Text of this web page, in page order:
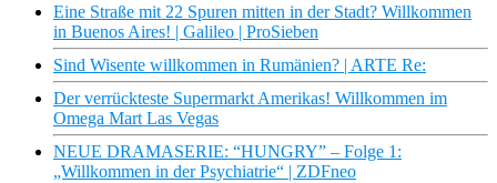
Eine Straße mit 22 Spuren mitten in der Stadt? Willkommen
in Buenos Aires! | Galileo | ProSieben
Sind Wisente willkommen in Rumänien? | ARTE Re:
Der verrückteste Supermarkt Amerikas! Willkommen im
Omega Mart Las Vegas
NEUE DRAMASERIE: “HUNGRY” – Folge 1:
„Willkommen in der Psychiatrie“ | ZDFneo